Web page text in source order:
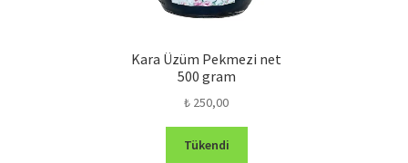
Kara Üzüm Pekmezi net
500 gram
₺ 250,00
Tükendi